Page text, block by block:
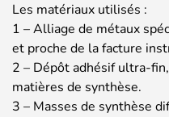
Les matériaux utilisés :
1 – Alliage de métaux
et proche de la facture
2 – Dépôt adhésif ultra-
matières de synthèse.
3 – Masses de synthèse